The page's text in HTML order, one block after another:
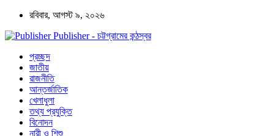
রবিবার, আগস্ট ৯, ২০২৬
Publisher - চট্টগ্রামের কন্ঠস্বর
প্রচ্ছদ
জাতীয়
রাজনীতি
আন্তর্জাতিক
খেলাধুলা
তথ্য প্রযুক্তি
বিনোদন
নারী ও শিশু